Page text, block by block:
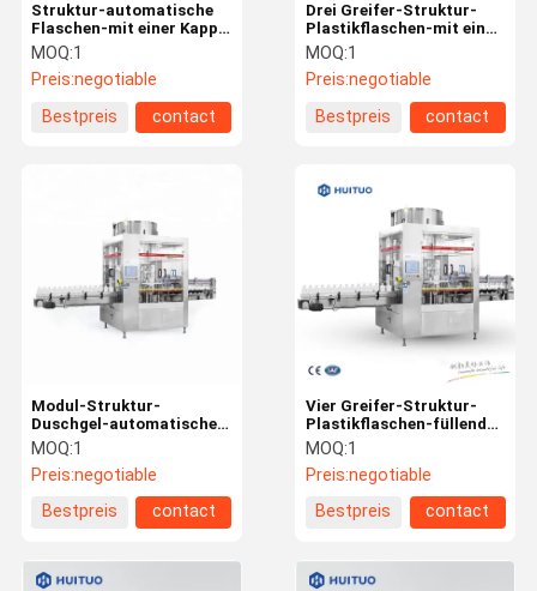
Struktur-automatische
Flaschen-mit einer Kappe
bedeckende Maschine der
Greifer-4KW vier
MOQ:1
Preis:negotiable
Bestpreis
contact
Drei Greifer-Struktur-
Plastikflaschen-mit einer
Kappe bedeckende
Maschine
MOQ:1
Preis:negotiable
Bestpreis
contact
Modul-Struktur-
Duschgel-automatische
Flaschen-mit einer Kappe
bedeckende Maschine
MOQ:1
Preis:negotiable
Bestpreis
contact
Vier Greifer-Struktur-
Plastikflaschen-füllende
mit einer Kappe
bedeckende Maschine
MOQ:1
Preis:negotiable
Bestpreis
contact